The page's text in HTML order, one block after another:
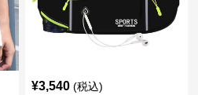
¥3,540 (税込)